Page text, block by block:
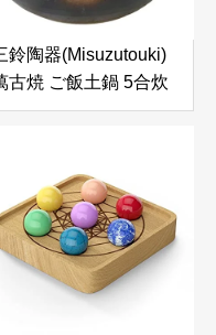
鈴陶器(Misuzutouki)
古焼 ご飯土鍋 5合炊
伊賀風 M4807